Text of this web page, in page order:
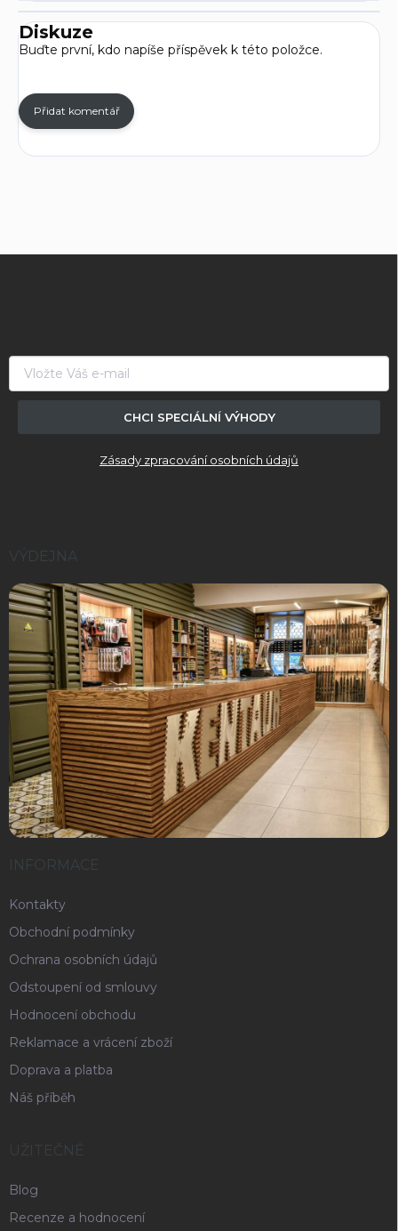
Diskuze
Buďte první, kdo napíše příspěvek k této položce.
Přidat komentář
CHCI SPECIÁLNÍ VÝHODY
Zásady zpracování osobních údajů
VÝDEJNA
INFORMACE
Kontakty
Obchodní podmínky
Ochrana osobních údajů
Odstoupení od smlouvy
Hodnocení obchodu
Reklamace a vrácení zboží
Doprava a platba
Náš příběh
UŽITEČNÉ
Blog
Recenze a hodnocení